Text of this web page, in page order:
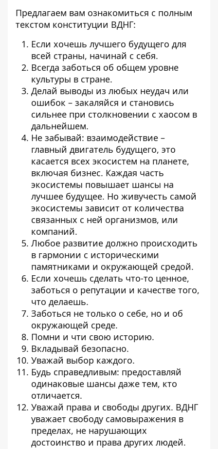
Предлагаем вам ознакомиться с полным
текстом конституции ВДНГ:
Если хочешь лучшего будущего для
всей страны, начинай с себя.
Всегда заботься об общем уровне
культуры в стране.
Делай выводы из любых неудач или
ошибок – закаляйся и становись
сильнее при столкновении с хаосом в
дальнейшем.
Не забывай: взаимодействие –
главный двигатель будущего, это
касается всех экосистем на планете,
включая бизнес. Каждая часть
экосистемы повышает шансы на
лучшее будущее. Но живучесть самой
экосистемы зависит от количества
связанных с ней организмов, или
компаний.
Любое развитие должно происходить
в гармонии с историческими
памятниками и окружающей средой.
Если хочешь сделать что-то ценное,
заботься о репутации и качестве того,
что делаешь.
Заботься не только о себе, но и об
окружающей среде.
Помни и чти свою историю.
Вкладывай безопасно.
Уважай выбор каждого.
Будь справедливым: предоставляй
одинаковые шансы даже тем, кто
отличается.
Уважай права и свободы других. ВДНГ
уважает свободу самовыражения в
пределах, не нарушающих
достоинство и права других людей.